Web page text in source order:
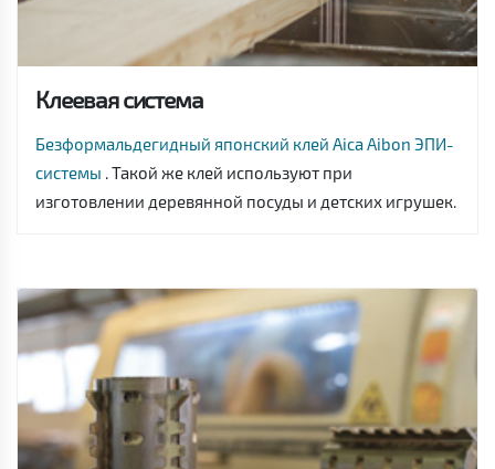
Клеевая система
Безформальдегидный японский клей Aica Aibon ЭПИ-
системы . Такой же клей используют при
изготовлении деревянной посуды и детских игрушек.